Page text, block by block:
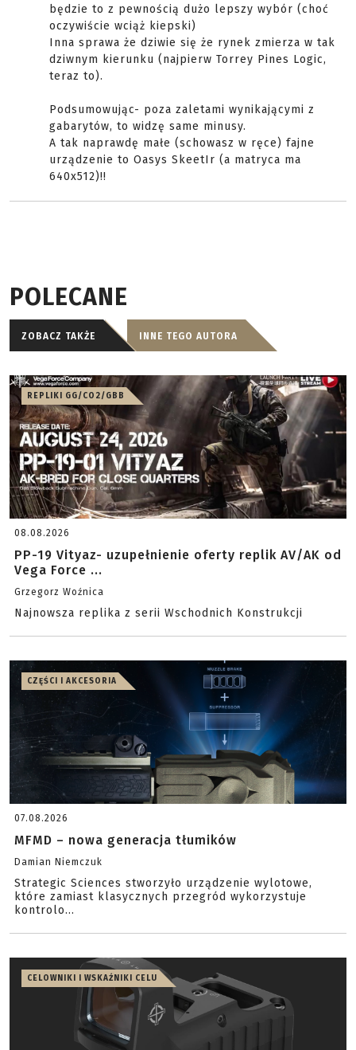
będzie to z pewnością dużo lepszy wybór (choć
oczywiście wciąż kiepski)
Inna sprawa że dziwie się że rynek zmierza w tak
dziwnym kierunku (najpierw Torrey Pines Logic,
teraz to).
Podsumowując- poza zaletami wynikającymi z
gabarytów, to widzę same minusy.
A tak naprawdę małe (schowasz w ręce) fajne
urządzenie to Oasys SkeetIr (a matryca ma
640x512)!!
POLECANE
ZOBACZ TAKŻE INNE TEGO AUTORA
REPLIKI GG/CO2/GBB
08.08.2026
PP-19 Vityaz- uzupełnienie oferty replik AV/AK od
Vega Force ...
Grzegorz Woźnica
Najnowsza replika z serii Wschodnich Konstrukcji
CZĘŚCI I AKCESORIA
07.08.2026
MFMD – nowa generacja tłumików
Damian Niemczuk
Strategic Sciences stworzyło urządzenie wylotowe,
które zamiast klasycznych przegród wykorzystuje
kontrolo...
CELOWNIKI I WSKAŹNIKI CELU